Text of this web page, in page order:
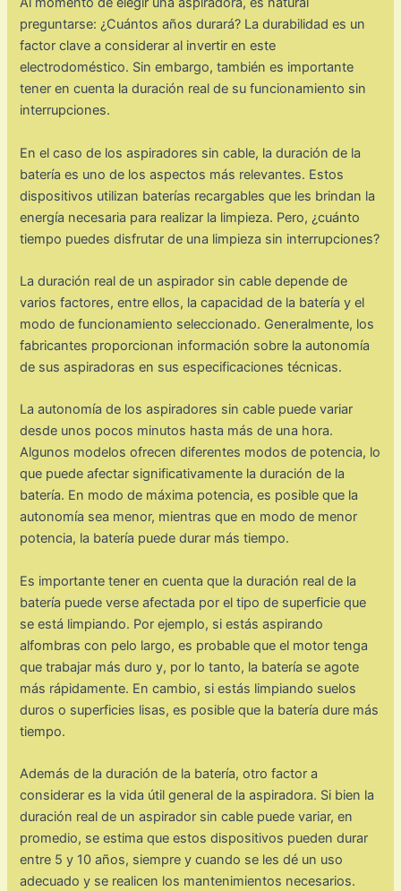
preguntarse: ¿Cuántos años durará? La durabilidad es un
factor clave a considerar al invertir en este
electrodoméstico. Sin embargo, también es importante
tener en cuenta la duración real de su funcionamiento sin
interrupciones.
En el caso de los aspiradores sin cable, la duración de la
batería es uno de los aspectos más relevantes. Estos
dispositivos utilizan baterías recargables que les brindan la
energía necesaria para realizar la limpieza. Pero, ¿cuánto
tiempo puedes disfrutar de una limpieza sin interrupciones?
La duración real de un aspirador sin cable depende de
varios factores, entre ellos, la capacidad de la batería y el
modo de funcionamiento seleccionado. Generalmente, los
fabricantes proporcionan información sobre la autonomía
de sus aspiradoras en sus especificaciones técnicas.
La autonomía de los aspiradores sin cable puede variar
desde unos pocos minutos hasta más de una hora.
Algunos modelos ofrecen diferentes modos de potencia, lo
que puede afectar significativamente la duración de la
batería. En modo de máxima potencia, es posible que la
autonomía sea menor, mientras que en modo de menor
potencia, la batería puede durar más tiempo.
Es importante tener en cuenta que la duración real de la
batería puede verse afectada por el tipo de superficie que
se está limpiando. Por ejemplo, si estás aspirando
alfombras con pelo largo, es probable que el motor tenga
que trabajar más duro y, por lo tanto, la batería se agote
más rápidamente. En cambio, si estás limpiando suelos
duros o superficies lisas, es posible que la batería dure más
tiempo.
Además de la duración de la batería, otro factor a
considerar es la vida útil general de la aspiradora. Si bien la
duración real de un aspirador sin cable puede variar, en
promedio, se estima que estos dispositivos pueden durar
entre 5 y 10 años, siempre y cuando se les dé un uso
adecuado y se realicen los mantenimientos necesarios.